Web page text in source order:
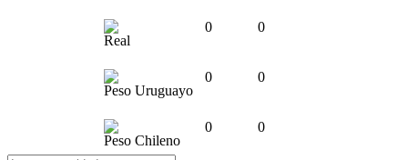
Real
0 0
Peso Uruguayo
0 0
Peso Chileno
0 0